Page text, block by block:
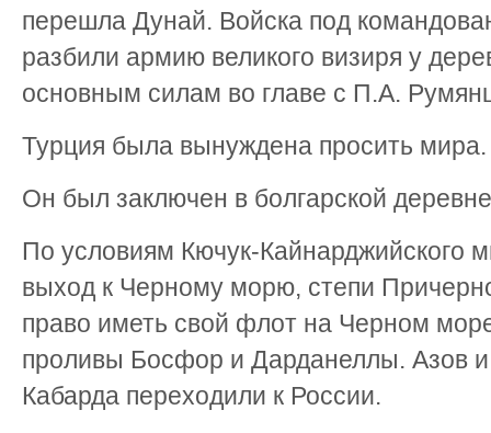
перешла Дунай. Войска под
разбили армию великого визиря у
основным силам во главе с П.А.
Турция была вынуждена просить мира.
Он был заключен в болгарской
По условиям Кючук-Кайнарджийского
выход к Черному морю, степи
право иметь свой флот на Черном
проливы Босфор и Дарданеллы. Азов и
Кабарда переходили к России.